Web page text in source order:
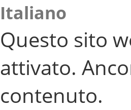
Italiano
Questo sito
attivato.
contenuto.